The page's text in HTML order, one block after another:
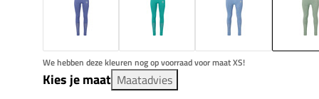
We hebben deze kleuren nog op voorraad voor maat XS!
Kies je maat Maatadvies